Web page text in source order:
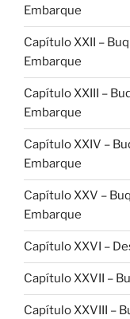
Embarque
Capítulo XXII –
Embarque
Capítulo XXIII –
Embarque
Capítulo XXIV –
Embarque
Capítulo XXV –
Embarque
Capítulo XXVI –
Capítulo XXVII –
Capítulo XXVIII –